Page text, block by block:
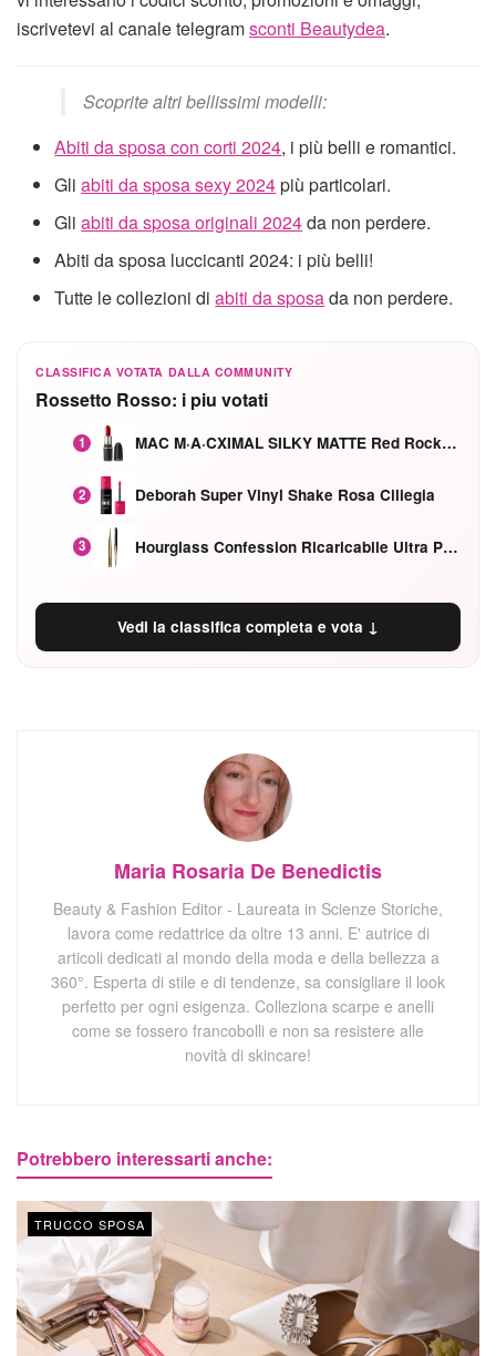
iscrivetevi al canale telegramsconti Beautydea.
Scoprite altri bellissimi modelli:
Abiti da sposa con corti 2024, i più belli e romantici.
Gliabiti da sposa sexy 2024più particolari.
Gliabiti da sposa originali 2024da non perdere.
Abiti da sposa luccicanti 2024: i più belli!
Tutte le collezioni diabiti da sposada non perdere.
CLASSIFICA VOTATA DALLA COMMUNITY
Rossetto Rosso: i piu votati
1 MAC M·A·CXIMAL SILKY MATTE Red Rock mat
2 Deborah Super Vinyl Shake Rosa Ciliegia
3 Hourglass Confession Ricaricabile Ultra Preciso Ad Alta Intensità Secretly Classic Red
Vedi la classifica completa e vota ↓
Maria Rosaria De Benedictis
Beauty & Fashion Editor - Laureata in Scienze Storiche,
lavora come redattrice da oltre 13 anni. E' autrice di
articoli dedicati al mondo della moda e della bellezza a
360°. Esperta di stile e di tendenze, sa consigliare il look
perfetto per ogni esigenza. Colleziona scarpe e anelli
come se fossero francobolli e non sa resistere alle
novità di skincare!
Potrebbero interessarti anche:
TRUCCO SPOSA